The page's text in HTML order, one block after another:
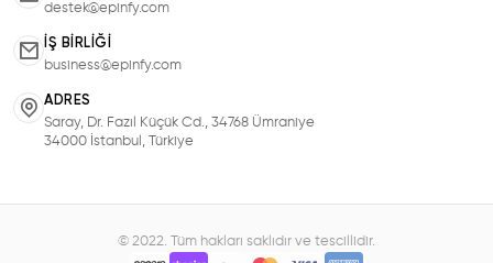
destek@epinfy.com
İŞ BIRLIĞI
business@epinfy.com
ADRES
Saray, Dr. Fazıl Küçük Cd., 34768 Ümraniye
34000 İstanbul, Türkiye
© 2022. Tüm hakları saklıdır ve tescillidir.